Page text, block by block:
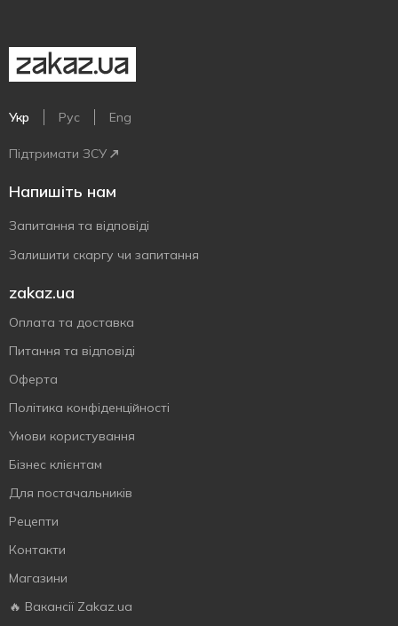
Укр Рус Eng
Підтримати ЗСУ
Напишіть нам
Запитання та відповіді
Залишити скаргу чи запитання
zakaz.ua
Оплата та доставка
Питання та відповіді
Оферта
Політика конфіденційності
Умови користування
Бізнес клієнтам
Для постачальників
Рецепти
Контакти
Магазини
🔥 Вакансії Zakaz.ua